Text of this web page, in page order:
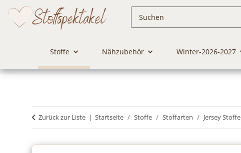
Stoffe Nähzubehör Winter-2026-2027
Zurück zur Liste Startseite Stoffe Stoffarten Jersey Stoffe